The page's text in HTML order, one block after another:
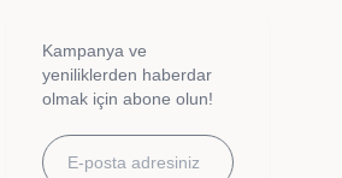
Kampanya ve
yeniliklerden haberdar
olmak için abone olun!